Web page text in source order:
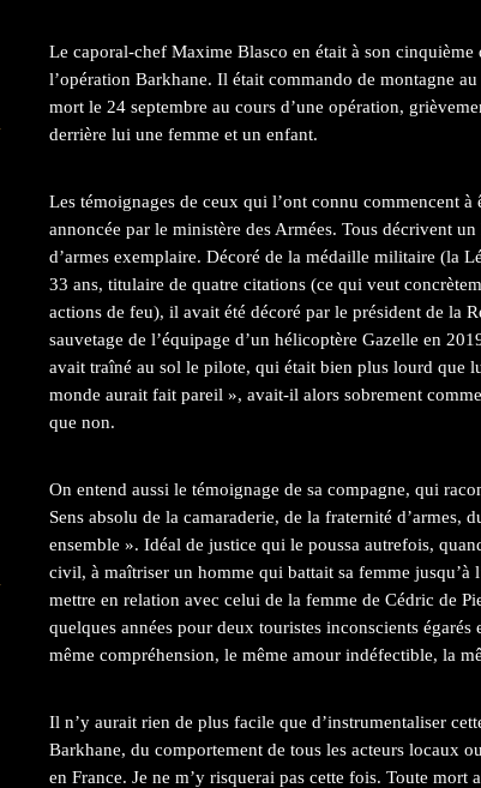
Le caporal-chef Maxime Blasco en était à son cinquième
l’opération Barkhane. Il était commando de montagne
mort le 24 septembre au cours d’une opération,
derrière lui une femme et un enfant.
Les témoignages de ceux qui l’ont connu commencent à
annoncée par le ministère des Armées. Tous décrivent
d’armes exemplaire. Décoré de la médaille militaire (la
33 ans, titulaire de quatre citations (ce qui veut
actions de feu), il avait été décoré par le président de la
sauvetage de l’équipage d’un hélicoptère Gazelle en
avait traîné au sol le pilote, qui était bien plus lourd que
monde aurait fait pareil », avait-il alors sobrement
que non.
On entend aussi le témoignage de sa compagne, qui
Sens absolu de la camaraderie, de la fraternité d’armes,
ensemble ». Idéal de justice qui le poussa autrefois,
civil, à maîtriser un homme qui battait sa femme jusqu’à
mettre en relation avec celui de la femme de Cédric de
quelques années pour deux touristes inconscients
même compréhension, le même amour indéfectible, la
Il n’y aurait rien de plus facile que d’instrumentaliser
Barkhane, du comportement de tous les acteurs locaux
en France. Je ne m’y risquerai pas cette fois. Toute mort